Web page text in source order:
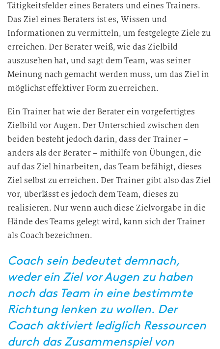
Tätigkeitsfelder eines Beraters und eines Trainers.
Das Ziel eines Beraters ist es, Wissen und
Informationen zu vermitteln, um festgelegte Ziele zu
erreichen. Der Berater weiß, wie das Zielbild
auszusehen hat, und sagt dem Team, was seiner
Meinung nach gemacht werden muss, um das Ziel in
möglichst effektiver Form zu erreichen.
Ein Trainer hat wie der Berater ein vorgefertigtes
Zielbild vor Augen. Der Unterschied zwischen den
beiden besteht jedoch darin, dass der Trainer –
anders als der Berater – mithilfe von Übungen, die
auf das Ziel hinarbeiten, das Team befähigt, dieses
Ziel selbst zu erreichen. Der Trainer gibt also das Ziel
vor, überlässt es jedoch dem Team, dieses zu
realisieren. Nur wenn auch diese Zielvorgabe in die
Hände des Teams gelegt wird, kann sich der Trainer
als Coach bezeichnen.
Coach sein bedeutet demnach,
weder ein Ziel vor Augen zu haben
noch das Team in eine bestimmte
Richtung lenken zu wollen. Der
Coach aktiviert lediglich Ressourcen
durch das Zusammenspiel von